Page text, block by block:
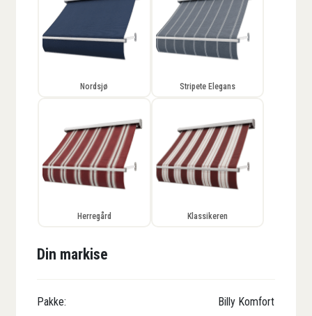
Nordsjø Stripete Elegans
Herregård Klassikeren
Din markise
Pakke: Billy Komfort